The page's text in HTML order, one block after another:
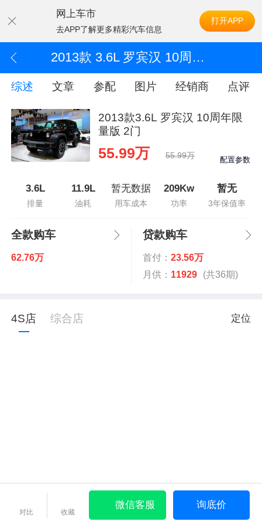
网上车市
去APP了解更多精彩汽车信息
打开APP
2013款 3.6L 罗宾汉 10周年限量版 2门
综述 文章 参配 图片 经销商 点评
2013款3.6L 罗宾汉 10周年限
量版 2门
55.99万 55.99万 配置参数
3.6L
排量
11.9L
油耗
暂无数据
用车成本
209Kw
功率
暂无
3年保值率
全款购车
62.76万
贷款购车
首付： 23.56万
月供： 11929 (共36期)
4S店 综合店 定位
对比 收藏
微信客服 询底价